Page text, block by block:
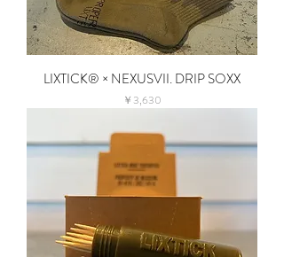
LIXTICK® × NEXUSVII. DRIP SOXX
価格
￥3,630